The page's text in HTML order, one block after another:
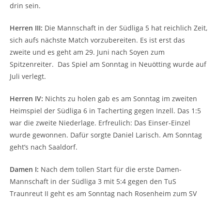
drin sein.
Herren III: Die Mannschaft in der Südliga 5 hat reichlich Zeit,
sich aufs nächste Match vorzubereiten. Es ist erst das
zweite und es geht am 29. Juni nach Soyen zum
Spitzenreiter. Das Spiel am Sonntag in Neuötting wurde auf
Juli verlegt.
Herren IV: Nichts zu holen gab es am Sonntag im zweiten
Heimspiel der Südliga 6 in Tacherting gegen Inzell. Das 1:5
war die zweite Niederlage. Erfreulich: Das Einser-Einzel
wurde gewonnen. Dafür sorgte Daniel Larisch. Am Sonntag
geht’s nach Saaldorf.
Damen I: Nach dem tollen Start für die erste Damen-
Mannschaft in der Südliga 3 mit 5:4 gegen den TuS
Traunreut II geht es am Sonntag nach Rosenheim zum SV